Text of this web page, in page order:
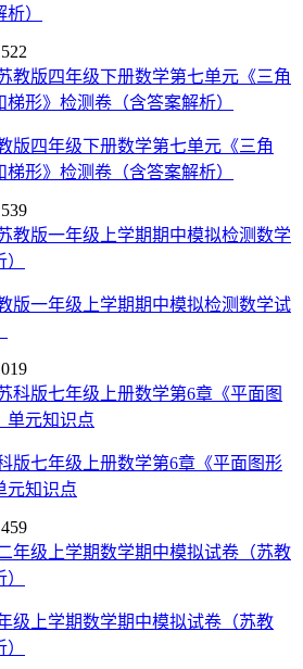
）
版四年级下册数学第七单元《三角
形》检测卷（含答案解析）
版一年级上学期期中模拟检测数学试
版七年级上册数学第6章《平面图形
元知识点
级上学期数学期中模拟试卷（苏教